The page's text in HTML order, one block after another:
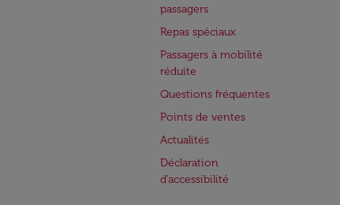
passagers
Repas spéciaux
Passagers à mobilité
réduite
Questions fréquentes
Points de ventes
Actualités
Déclaration
d’accessibilité